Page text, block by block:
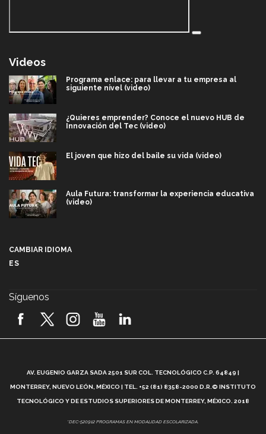
Videos
Programa enlace: para llevar a tu empresa al
siguiente nivel (video)
¿Quieres emprender? Conoce el nuevo HUB de
Innovación del Tec (video)
El joven que hizo del baile su vida (video)
Aula Futura: transformar la experiencia educativa
(video)
2026! (video)
¿Cómo es el Modelo Educativo Tec? (video)
Vida Tec: Feminismo e Inteligencia Artificial, Paola
CAMBIAR IDIOMA
ES
Síguenos
AV. EUGENIO GARZA SADA 2501 SUR COL. TECNOLÓGICO C.P. 64849 |
MONTERREY, NUEVO LEÓN, MÉXICO | TEL. +52 (81) 8358-2000 D.R.© INSTITUTO
TECNOLÓGICO Y DE ESTUDIOS SUPERIORES DE MONTERREY, MÉXICO. 2018
*DEC-520912 PROGRAMAS EN MODALIDAD ESCOLARIZADA.